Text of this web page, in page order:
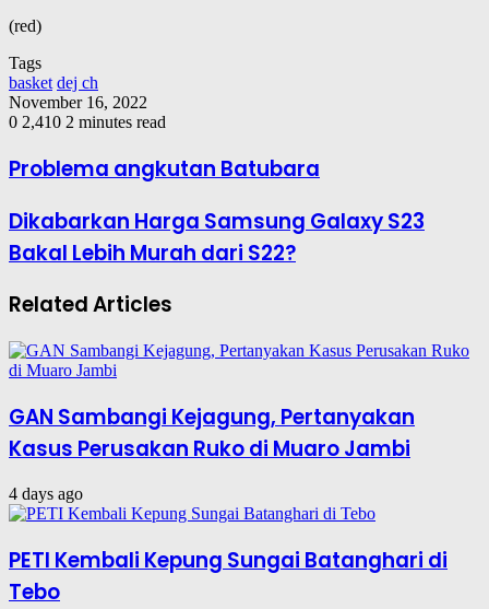
(red)
Tags
basket dej ch
November 16, 2022
0 2,410 2 minutes read
Problema angkutan Batubara
Dikabarkan Harga Samsung Galaxy S23
Bakal Lebih Murah dari S22?
Related Articles
GAN Sambangi Kejagung, Pertanyakan
Kasus Perusakan Ruko di Muaro Jambi
4 days ago
PETI Kembali Kepung Sungai Batanghari di
Tebo